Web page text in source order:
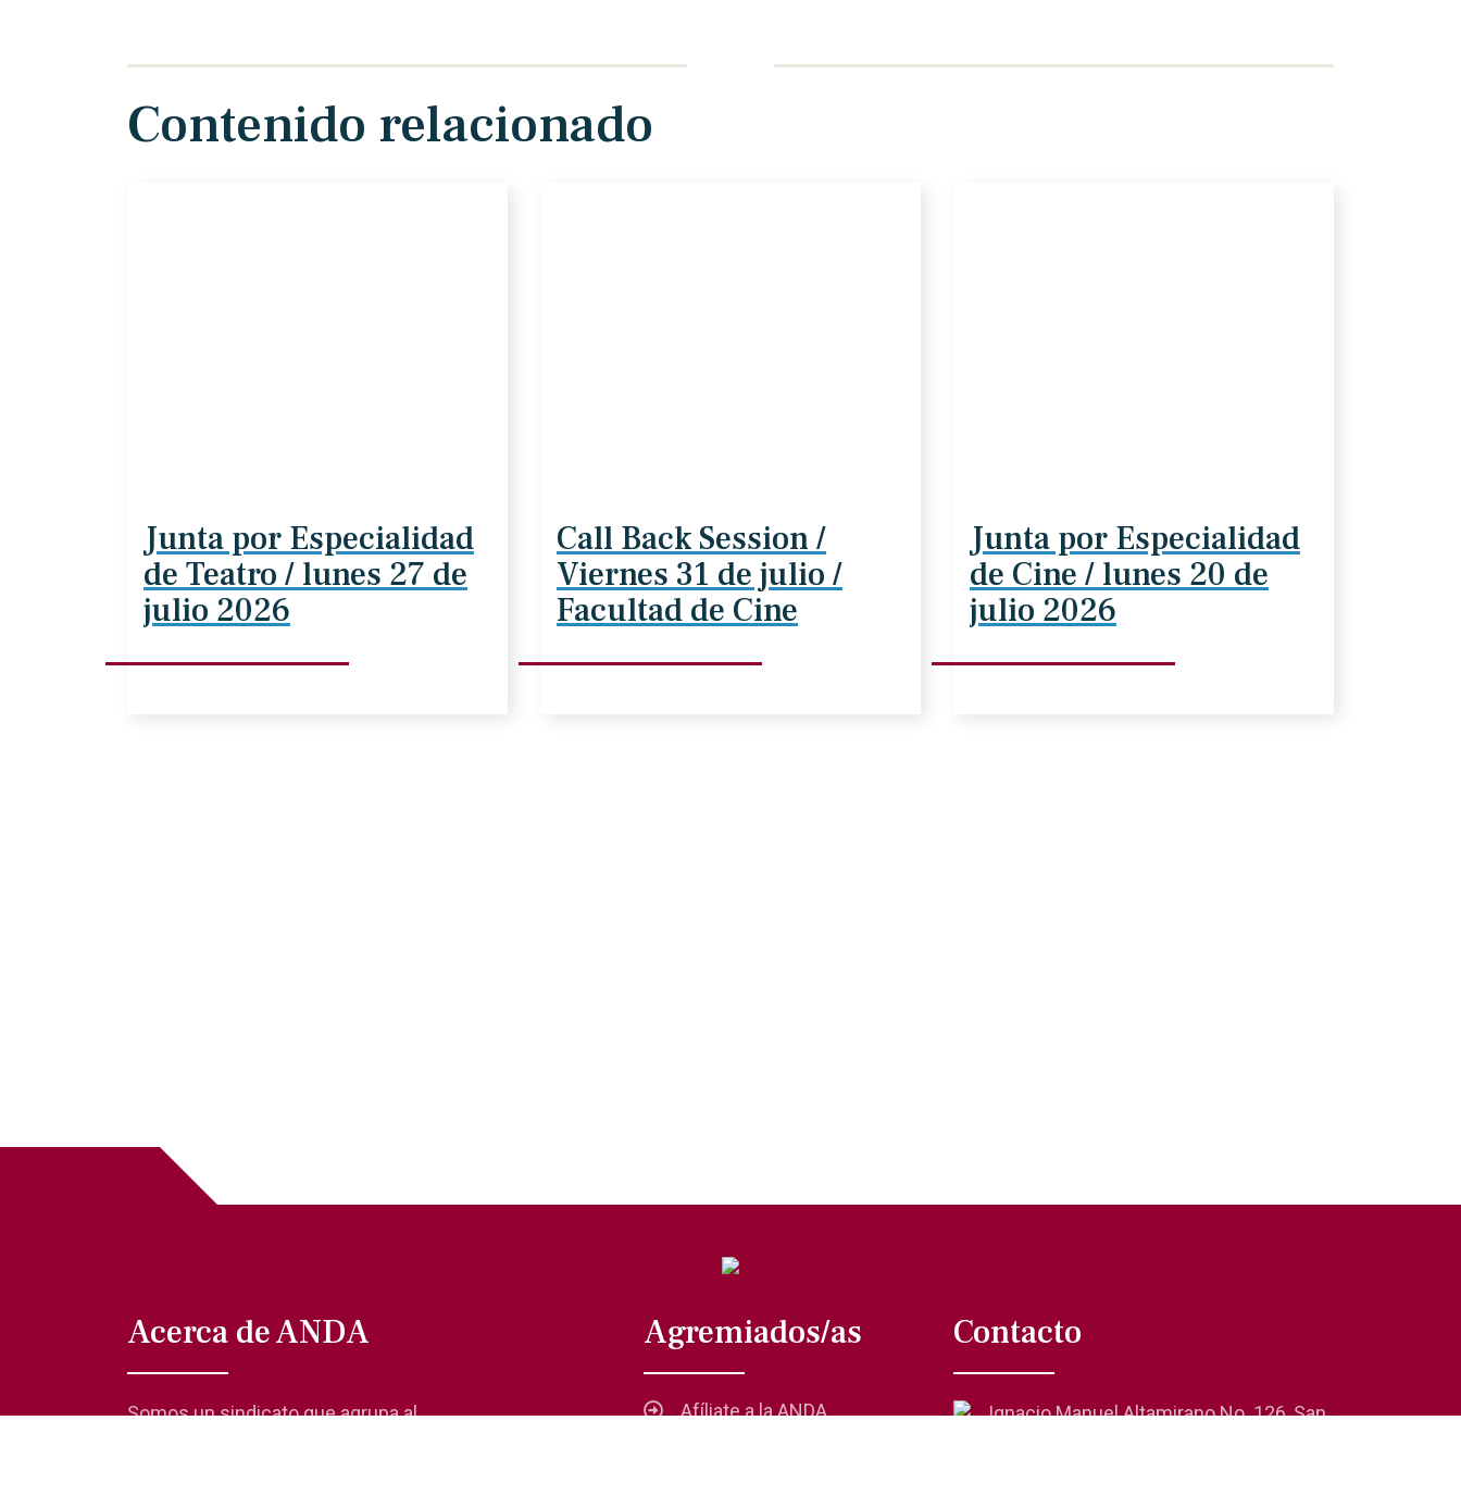
Contenido relacionado
Junta por Especialidad
de Teatro / lunes 27 de
julio 2026
Call Back Session /
Viernes 31 de julio /
Facultad de Cine
Junta por Especialidad
de Cine / lunes 20 de
julio 2026
Acerca de ANDA
Somos un sindicato que agrupa al
Agremiados/as
Afíliate a la ANDA
Contacto
Ignacio Manuel Altamirano No. 126, San